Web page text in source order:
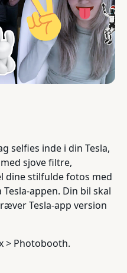
selfies inde i din Tesla,
sjove filtre,
dine stilfulde fotos med
appen. Din bil skal
Tesla-app version
> Photobooth.